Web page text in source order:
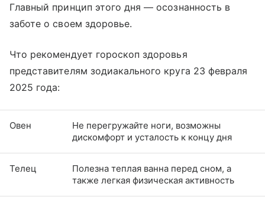
Главный принцип этого дня — осознанность в
заботе о своем здоровье.
Что рекомендует гороскоп здоровья
представителям зодиакального круга 23 февраля
2025 года:
Овен
Не перегружайте ноги, возможны
дискомфорт и усталость к концу дня
Телец
Полезна теплая ванна перед сном, а
также легкая физическая активность